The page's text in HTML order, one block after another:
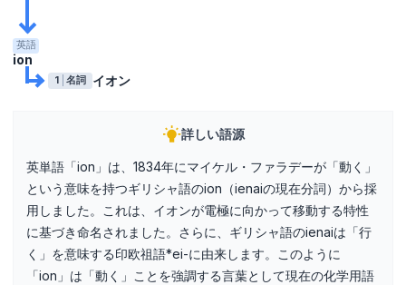
英語
ion
1 名詞 イオン
詳しい語源
英単語「ion」は、1834年にマイケル・ファラデーが「動く」
という意味を持つギリシャ語のion（ienaiの現在分詞）から採
用しました。これは、イオンが電極に向かって移動する特性
に基づき命名されました。さらに、ギリシャ語のienaiは「行
く」を意味する印欧祖語*ei-に由来します。このように
「ion」は「動く」ことを強調する言葉として現在の化学用語